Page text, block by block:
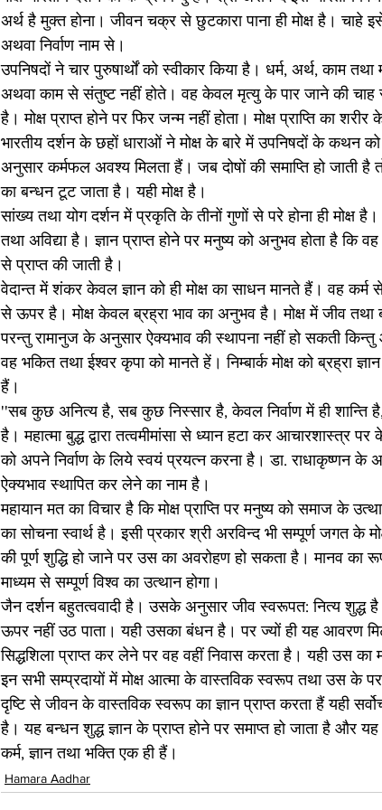
अर्थ है मुक्त होना। जीवन चक्र से छुटकारा पाना ही मोक्ष है। चाहे
अथवा निर्वाण नाम से।
उपनिषदों ने चार पुरुषार्थों को स्वीकार किया है। धर्म, अर्थ, काम
अथवा काम से संतुष्ट नहीं होते। वह केवल मृत्यु के पार जाने की चाह
है। मोक्ष प्राप्त होने पर फिर जन्म नहीं होता। मोक्ष प्राप्ति का
भारतीय दर्शन के छहों धाराओं ने मोक्ष के बारे में उपनिषदों के कथन
अनुसार कर्मफल अवश्य मिलता हैं। जब दोषों की समाप्ति हो जाती है
का बन्धन टूट जाता है। यही मोक्ष है।
सांख्य तथा योग दर्शन में प्रकृति के तीनों गुणों से परे होना ही मोक्ष
तथा अविद्या है। ज्ञान प्राप्त होने पर मनुष्य को अनुभव होता है कि
से प्राप्त की जाती है।
वेदान्त में शंकर केवल ज्ञान को ही मोक्ष का साधन मानते हैं। वह
से ऊपर है। मोक्ष केवल ब्रह्रा भाव का अनुभव है। मोक्ष में जीव तथा
परन्तु रामानुज के अनुसार ऐक्यभाव की स्थापना नहीं हो सकती
वह भकित तथा ईश्वर कृपा को मानते हें। निम्बार्क मोक्ष को ब्रह्रा
हैं।
''सब कुछ अनित्य है, सब कुछ निस्सार है, केवल निर्वाण में ही शान्ति है,
है। महात्मा बुद्ध द्वारा तत्वमीमांसा से ध्यान हटा कर आचारशास्त्र
को अपने निर्वाण के लिये स्वयं प्रयत्न करना है। डा. राधाकृष्णन के
ऐक्यभाव स्थापित कर लेने का नाम है।
महायान मत का विचार है कि मोक्ष प्राप्ति पर मनुष्य को समाज के
का सोचना स्वार्थ है। इसी प्रकार श्री अरविन्द भी सम्पूर्ण जगत
की पूर्ण शुद्धि हो जाने पर उस का अवरोहण हो सकता है। मानव
माध्यम से सम्पूर्ण विश्व का उत्थान होगा।
जैन दर्शन बहुतत्ववादी है। उसके अनुसार जीव स्वरूपत: नित्य शुद्ध
ऊपर नहीं उठ पाता। यही उसका बंधन है। पर ज्यों ही यह आवरण
सिद्धशिला प्राप्त कर लेने पर वह वहीं निवास करता है। यही उस का
इन सभी सम्प्रदायों में मोक्ष आत्मा के वास्तविक स्वरूप तथा उस के
दृष्टि से जीवन के वास्तविक स्वरूप का ज्ञान प्राप्त करता हैं यही
है। यह बन्धन शुद्ध ज्ञान के प्राप्त होने पर समाप्त हो जाता है और
कर्म, ज्ञान तथा भक्ति एक ही हैं।
Hamara Aadhar